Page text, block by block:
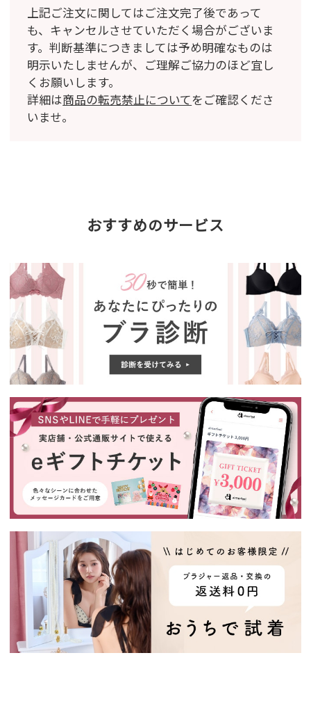
上記ご注文に関してはご注文完了後であって
も、キャンセルさせていただく場合がございま
す。判断基準につきましては予め明確なものは
明示いたしませんが、ご理解ご協力のほど宜し
くお願いします。
詳細は商品の転売禁止についてをご確認くださ
いませ。
おすすめのサービス